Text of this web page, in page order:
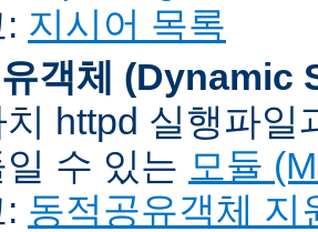
지시어 목록
객체 (Dynamic
치 httpd 실행파일
수 있는 모듈
동적공유객체 지